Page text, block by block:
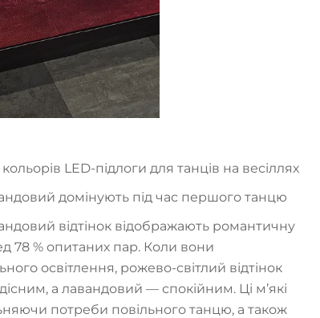
LED-підлоги для танців на весіллях
домінують під час першого танцю
відтінок відображають романтичну
78 % опитаних пар. Коли вони
освітлення, рожево-світлий відтінок
а лавандовий — спокійним. Ці м’які
потреби повільного танцю, а також